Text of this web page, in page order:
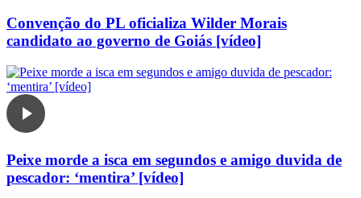
Convenção do PL oficializa Wilder Morais
candidato ao governo de Goiás [vídeo]
Peixe morde a isca em segundos e amigo duvida de
pescador: ‘mentira’ [vídeo]